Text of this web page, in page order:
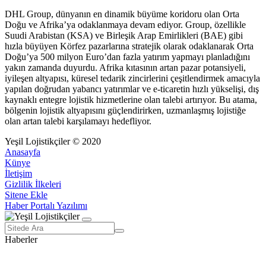
DHL Group, dünyanın en dinamik büyüme koridoru olan Orta
Doğu ve Afrika’ya odaklanmaya devam ediyor. Group, özellikle
Suudi Arabistan (KSA) ve Birleşik Arap Emirlikleri (BAE) gibi
hızla büyüyen Körfez pazarlarına stratejik olarak odaklanarak Orta
Doğu’ya 500 milyon Euro’dan fazla yatırım yapmayı planladığını
yakın zamanda duyurdu. Afrika kıtasının artan pazar potansiyeli,
iyileşen altyapısı, küresel tedarik zincirlerini çeşitlendirmek amacıyla
yapılan doğrudan yabancı yatırımlar ve e-ticaretin hızlı yükselişi, dış
kaynaklı entegre lojistik hizmetlerine olan talebi artırıyor. Bu atama,
bölgenin lojistik altyapısını güçlendirirken, uzmanlaşmış lojistiğe
olan artan talebi karşılamayı hedefliyor.
Yeşil Lojistikçiler © 2020
Anasayfa
Künye
İletişim
Gizlilik İlkeleri
Sitene Ekle
Haber Portalı Yazılımı
Haberler